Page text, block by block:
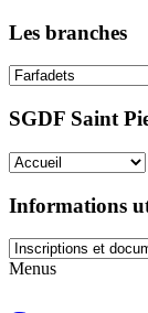
Les branches
SGDF Saint
Informations
Menus